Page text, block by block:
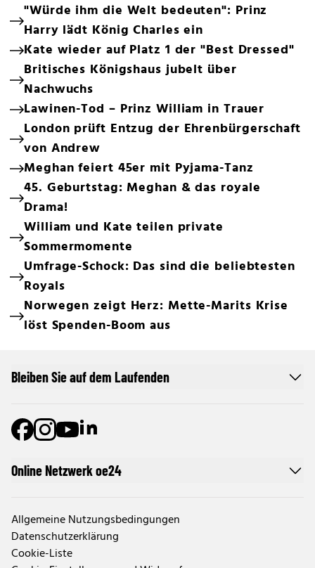
"Würde ihm die Welt bedeuten": Prinz
Harry lädt König Charles ein
Kate wieder auf Platz 1 der "Best Dressed"
Britisches Königshaus jubelt über
Nachwuchs
Lawinen-Tod – Prinz William in Trauer
London prüft Entzug der Ehrenbürgerschaft
von Andrew
Meghan feiert 45er mit Pyjama-Tanz
45. Geburtstag: Meghan & das royale
Drama!
William und Kate teilen private
Sommermomente
Umfrage-Schock: Das sind die beliebtesten
Royals
Norwegen zeigt Herz: Mette-Marits Krise
löst Spenden-Boom aus
Online Netzwerk oe24
Allgemeine Nutzungsbedingungen
Datenschutzerklärung
Cookie-Liste
Bleiben Sie auf dem Laufenden